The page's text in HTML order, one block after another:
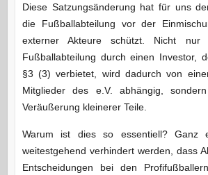
Diese Satzungsänderung hat für uns
die Fußballabteilung vor der
externer Akteure schützt. Nicht
Fußballabteilung durch einen Investor,
§3 (3) verbietet, wird dadurch von
Mitglieder des e.V. abhängig,
Veräußerung kleinerer Teile.
Warum ist dies so essentiell? Ganz
weitestgehend verhindert werden, dass
Entscheidungen bei den